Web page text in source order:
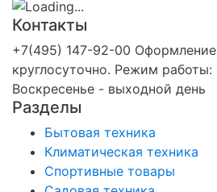
Контакты
+7(495) 147-92-00 Оформление
круглосуточно. Режим
Воскресенье - выходной день
Разделы
Бытовая техника
Климатическая техника
Спортивные товары